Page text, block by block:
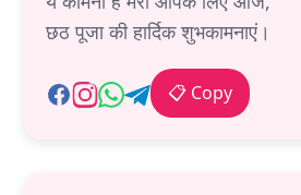
छठ पूजा की हार्दिक शुभकामनाएं।
📋 Copy